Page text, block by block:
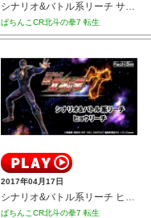
シナリオ&バトル系リーチ サウザーリーチ
ぱちんこCR北斗の拳7 転生
2017年04月17日
シナリオ&バトル系リーチ ヒョウリーチ
ぱちんこCR北斗の拳7 転生